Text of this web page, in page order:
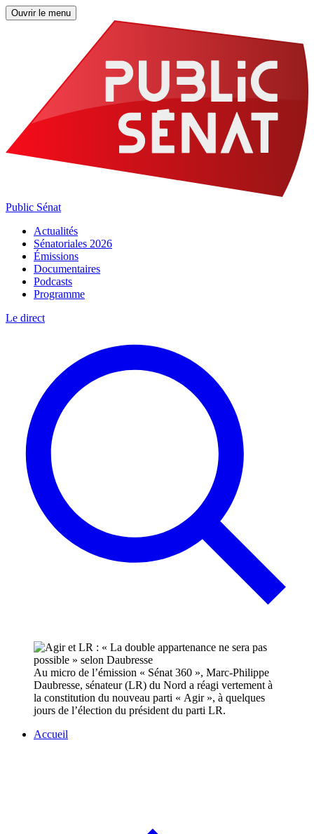
Ouvrir le menu
Public Sénat
Actualités
Sénatoriales 2026
Émissions
Documentaires
Podcasts
Programme
Le direct
Au micro de l’émission « Sénat 360 », Marc-Philippe
Daubresse, sénateur (LR) du Nord a réagi vertement à
la constitution du nouveau parti « Agir », à quelques
jours de l’élection du président du parti LR.
Accueil